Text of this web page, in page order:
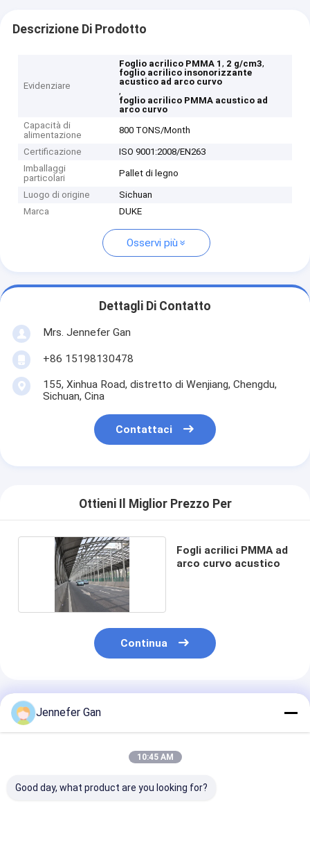
Descrizione Di Prodotto
Evidenziare
Foglio acrilico PMMA 1, 2 g/cm3,
foglio acrilico insonorizzante
acustico ad arco curvo
,
foglio acrilico PMMA acustico ad
arco curvo
Capacità di
alimentazione
800 TONS/Month
Certificazione
ISO 9001:2008/EN263
Imballaggi
particolari
Pallet di legno
Luogo di origine
Sichuan
Marca
DUKE
Osservi più
Dettagli Di Contatto
Mrs. Jennefer Gan
+86 15198130478
155, Xinhua Road, distretto di Wenjiang, Chengdu,
Sichuan, Cina
Contattaci
Ottieni Il Miglior Prezzo Per
Fogli acrilici PMMA ad
arco curvo acustico
Continua
Prodotti Raccomandati
Jennefer Gan
10:45 AM
Good day, what product are you looking for?